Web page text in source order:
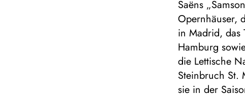
Saëns
Opernhäuser,
in Madrid, das
Hamburg
die Lettische
Steinbruch St.
sie in der